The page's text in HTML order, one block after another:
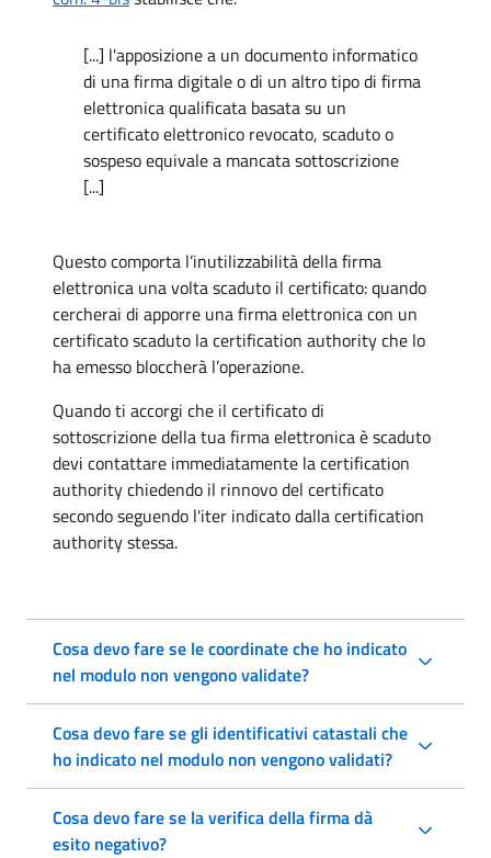
[...] l'apposizione a un documento informatico
di una firma digitale o di un altro tipo di firma
elettronica qualificata basata su un
certificato elettronico revocato, scaduto o
sospeso equivale a mancata sottoscrizione
[...]
Questo comporta l’inutilizzabilità della firma
elettronica una volta scaduto il certificato: quando
cercherai di apporre una firma elettronica con un
certificato scaduto la certification authority che lo
ha emesso bloccherà l’operazione.
Quando ti accorgi che il certificato di
sottoscrizione della tua firma elettronica è scaduto
devi contattare immediatamente la certification
authority chiedendo il rinnovo del certificato
secondo seguendo l'iter indicato dalla certification
authority stessa.
Cosa devo fare se le coordinate che ho indicato
nel modulo non vengono validate?
Cosa devo fare se gli identificativi catastali che
ho indicato nel modulo non vengono validati?
Cosa devo fare se la verifica della firma dà
esito negativo?